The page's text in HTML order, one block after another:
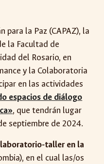
la Paz (CAPAZ), la
la Facultad de
del Rosario, en
y la Colaboratoria
en las actividades
espacios de diálogo
, que tendrán lugar
septiembre de 2024.
laboratorio-taller en la
en el cual las/os